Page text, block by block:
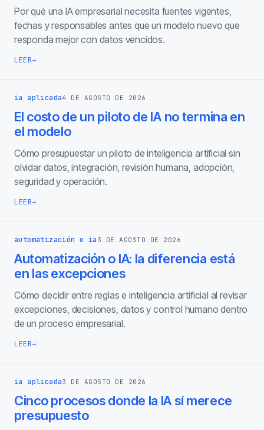
Por qué una IA empresarial necesita fuentes vigentes,
fechas y responsables antes que un modelo nuevo que
responda mejor con datos vencidos.
LEER→
ia aplicada4 DE AGOSTO DE 2026
El costo de un piloto de IA no termina en
el modelo
Cómo presupuestar un piloto de inteligencia artificial sin
olvidar datos, integración, revisión humana, adopción,
seguridad y operación.
LEER→
automatización e ia 3 DE AGOSTO DE 2026
Automatización o IA: la diferencia está
en las excepciones
Cómo decidir entre reglas e inteligencia artificial al revisar
excepciones, decisiones, datos y control humano dentro
de un proceso empresarial.
LEER→
ia aplicada3 DE AGOSTO DE 2026
Cinco procesos donde la IA sí merece
presupuesto